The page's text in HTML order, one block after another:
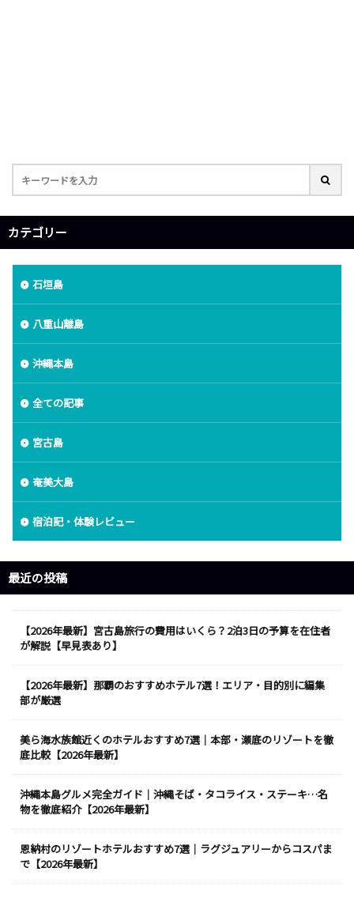
カテゴリー
石垣島
八重山離島
沖縄本島
全ての記事
宮古島
奄美大島
宿泊記・体験レビュー
最近の投稿
【2026年最新】宮古島旅行の費用はいくら？2泊3日の予算を在住者
が解説【早見表あり】
【2026年最新】那覇のおすすめホテル7選！エリア・目的別に編集
部が厳選
美ら海水族館近くのホテルおすすめ7選｜本部・瀬底のリゾートを徹
底比較【2026年最新】
沖縄本島グルメ完全ガイド｜沖縄そば・タコライス・ステーキ…名
物を徹底紹介【2026年最新】
恩納村のリゾートホテルおすすめ7選｜ラグジュアリーからコスパま
で【2026年最新】